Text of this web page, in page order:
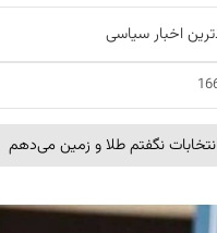
اخبار سیاسی
نگفتم طلا و زمین می‌دهم